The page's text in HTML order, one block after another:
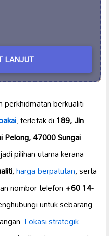
LANJUT
perkhidmatan berkualiti
, terletak di189, Jln
Pelong, 47000 Sungai
pilihan utama kerana
,harga berpatutan, serta
nombor telefon+60 14-
untuk sebarang
Lokasi strategik